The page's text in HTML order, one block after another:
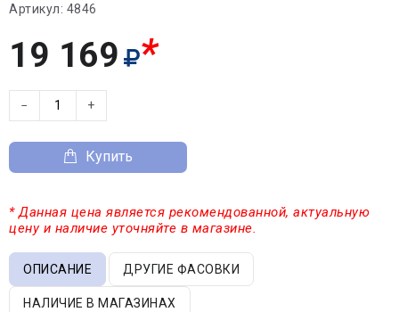
Артикул: 4846
19 169 *
− +
Купить
* Данная цена является рекомендованной, актуальную
цену и наличие уточняйте в магазине.
ОПИСАНИЕ ДРУГИЕ ФАСОВКИ
НАЛИЧИЕ В МАГАЗИНАХ